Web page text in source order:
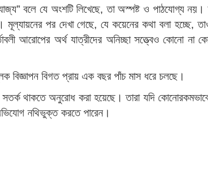
বলে যে অংশটি লিখেছে, তা অস্পষ্ট ও পাঠযোগ্য
পর দেখা গেছে, যে কয়েনের কথা বলা হচ্ছে,
আরোপের অর্থ যাত্রীদের অনিচ্ছা সত্ত্বেও কোনো না
বিজ্ঞাপন বিগত প্রায় এক বছর পাঁচ মাস ধরে চলছে।
সতর্ক থাকতে অনুরোধ করা হয়েছে। তারা যদি
নথিভুক্ত করতে পারেন।